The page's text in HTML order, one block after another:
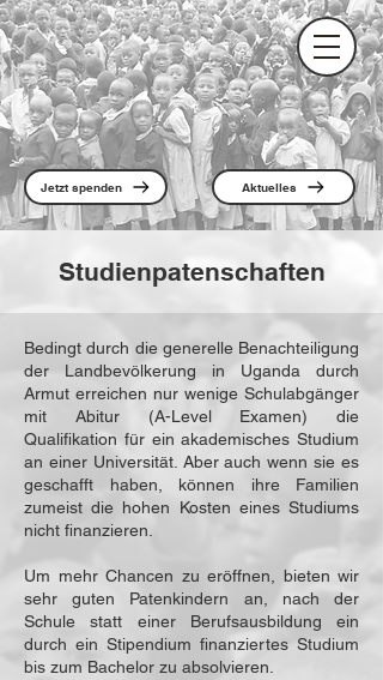
Jetzt spenden Aktuelles
Studienpatenschaften
Bedingt durch die generelle Benachteiligung
der Landbevölkerung in Uganda durch
Armut erreichen nur wenige Schulabgänger
mit Abitur (A-Level Examen) die
Qualifikation für ein akademisches Studium
an einer Uni­versität. Aber auch wenn sie es
geschafft haben, können ihre Familien
zumeist die hohen Kosten eines Studiums
nicht finan­zieren.
Um mehr Chancen zu eröffnen, bieten wir
sehr guten Patenkindern an, nach der
Schule statt einer Berufsausbildung ein
durch ein Stipendium finanziertes Studium
bis zum Bachelor zu absolvieren.